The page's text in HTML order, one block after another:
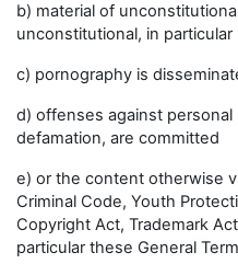
b) material of
unconstitutional, in
c) pornography is
d) offenses against
defamation, are committed
e) or the content otherwise
Criminal Code, Youth
Copyright Act, Trademark
particular these General